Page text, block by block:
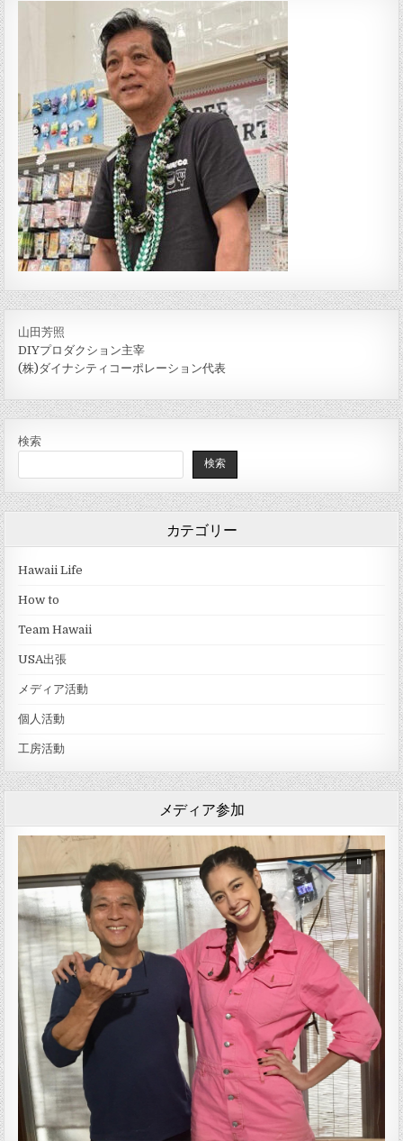
山田芳照
DIYプロダクション主宰
(株)ダイナシティコーポレーション代表
検索
検索
カテゴリー
Hawaii Life
How to
Team Hawaii
USA出張
メディア活動
個人活動
工房活動
メディア参加